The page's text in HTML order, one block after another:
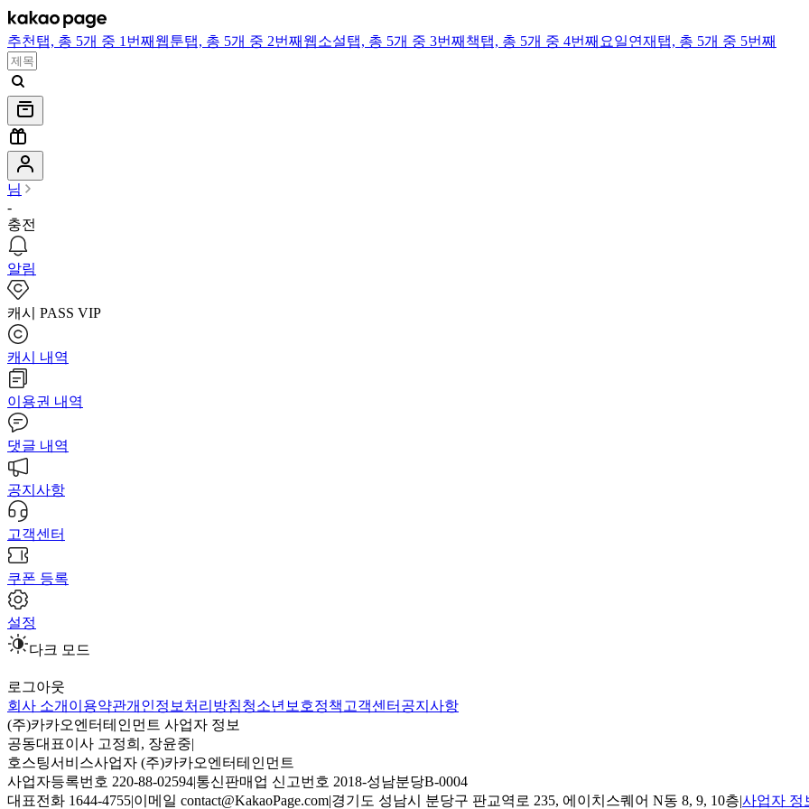
추천 탭, 총 5개 중 1번째 웹툰탭, 총 5개 중 2번째 웹소설탭, 총 5개 중 3번째 책탭, 총 5개 중 4번째 요일연재 탭, 총 5개 중 5번째
님
-
충전
알림
캐시 PASS VIP
캐시 내역
이용권 내역
댓글 내역
공지사항
고객센터
쿠폰 등록
설정
다크 모드
로그아웃
회사 소개 이용약관개인정보처리방침청소년보호정책 고객센터 공지사항
(주)카카오엔터테인먼트 사업자 정보
공동대표이사 고정희, 장윤중|
호스팅서비스사업자 (주)카카오엔터테인먼트
사업자등록번호 220-88-02594|통신판매업 신고번호 2018-성남분당B-0004
대표전화 1644-4755|이메일 contact@KakaoPage.com|경기도 성남시 분당구 판교역로 235, 에이치스퀘어 N동 8, 9, 10층|사업자 정